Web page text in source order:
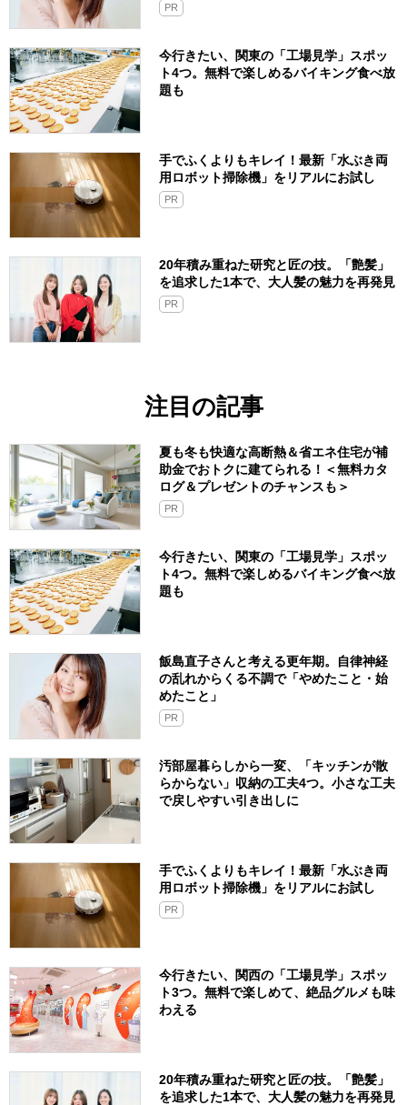
PR
今行きたい、関東の「工場見学」スポッ
ト4つ。無料で楽しめるバイキング食べ放
題も
手でふくよりもキレイ！最新「水ぶき両
用ロボット掃除機」をリアルにお試し
PR
20年積み重ねた研究と匠の技。「艶髪」
を追求した1本で、大人髪の魅力を再発見
PR
注目の記事
夏も冬も快適な高断熱＆省エネ住宅が補
助金でおトクに建てられる！＜無料カタ
ログ＆プレゼントのチャンスも＞
PR
今行きたい、関東の「工場見学」スポッ
ト4つ。無料で楽しめるバイキング食べ放
題も
飯島直子さんと考える更年期。自律神経
の乱れからくる不調で「やめたこと・始
めたこと」
PR
汚部屋暮らしから一変、「キッチンが散
らからない」収納の工夫4つ。小さな工夫
で戻しやすい引き出しに
手でふくよりもキレイ！最新「水ぶき両
用ロボット掃除機」をリアルにお試し
PR
今行きたい、関西の「工場見学」スポッ
ト3つ。無料で楽しめて、絶品グルメも味
わえる
20年積み重ねた研究と匠の技。「艶髪」
を追求した1本で、大人髪の魅力を再発見